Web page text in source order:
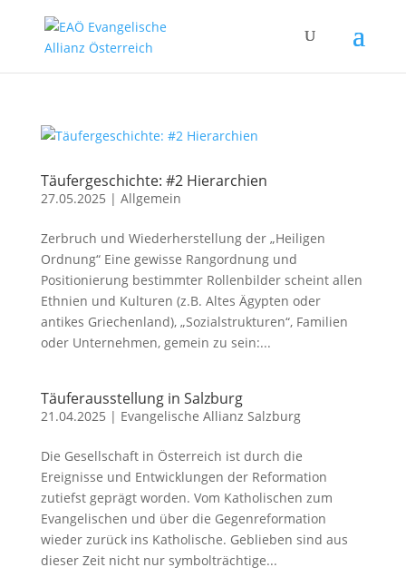
Täufergeschichte: #2 Hierarchien
27.05.2025 | Allgemein
Zerbruch und Wiederherstellung der „Heiligen
Ordnung“ Eine gewisse Rangordnung und
Positionierung bestimmter Rollenbilder scheint allen
Ethnien und Kulturen (z.B. Altes Ägypten oder
antikes Griechenland), „Sozialstrukturen“, Familien
oder Unternehmen, gemein zu sein:...
Täuferausstellung in Salzburg
21.04.2025 | Evangelische Allianz Salzburg
Die Gesellschaft in Österreich ist durch die
Ereignisse und Entwicklungen der Reformation
zutiefst geprägt worden. Vom Katholischen zum
Evangelischen und über die Gegenreformation
wieder zurück ins Katholische. Geblieben sind aus
dieser Zeit nicht nur symbolträchtige...